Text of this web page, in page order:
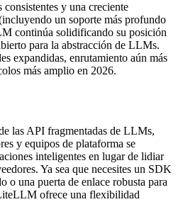
y una creciente
un soporte más profundo
continúa solidificando su posición
para la abstracción de LLMs.
expandidas, enrutamiento aún más
más amplio en 2026.
las API fragmentadas de LLMs,
y equipos de plataforma se
inteligentes en lugar de lidiar
Ya sea que necesites un SDK
o una puerta de enlace robusta para
ofrece una flexibilidad